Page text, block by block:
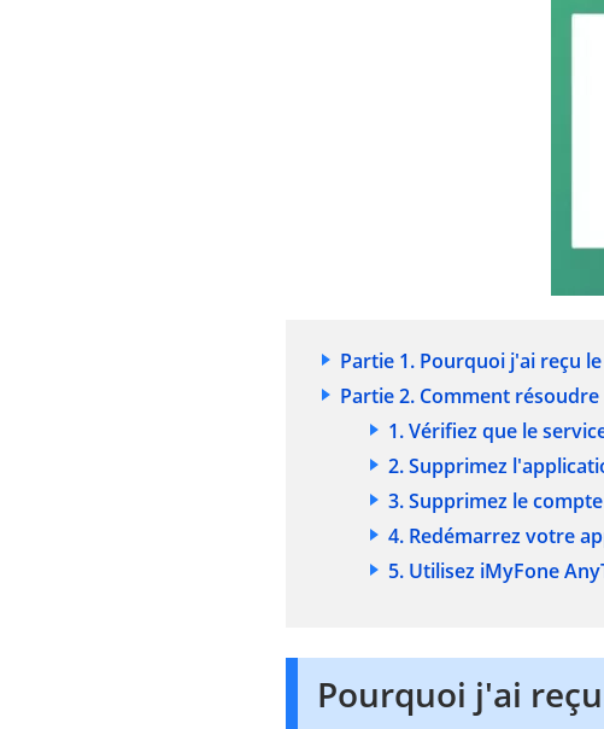
Partie 1. Pourquoi j'ai reçu
Partie 2. Comment
1. Vérifiez que le
2. Supprimez
3. Supprimez le
4. Redémarrez votre
5. Utilisez iMyFone
Pourquoi j'ai